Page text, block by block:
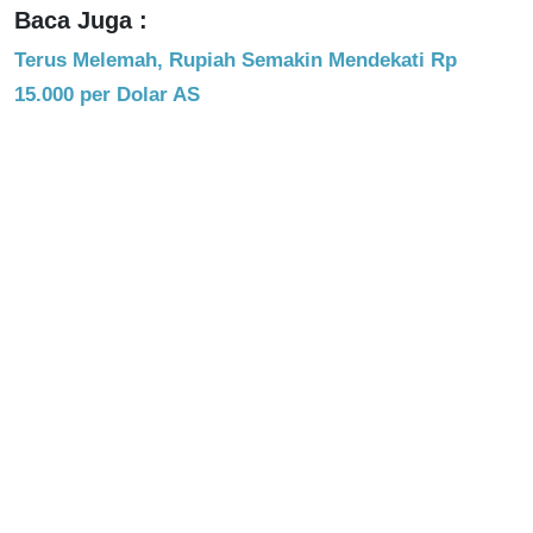
Baca Juga :
Terus Melemah, Rupiah Semakin Mendekati Rp
15.000 per Dolar AS